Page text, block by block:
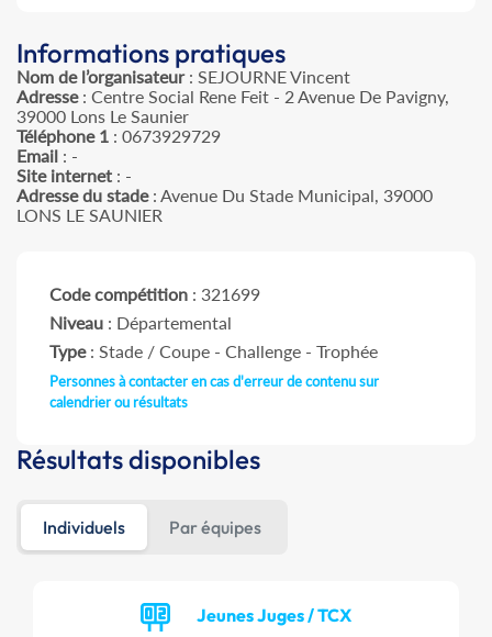
Informations pratiques
Nom de l’organisateur: SEJOURNE Vincent
Adresse: Centre Social Rene Feit - 2 Avenue De Pavigny,
39000 Lons Le Saunier
Téléphone 1 : 0673929729
Email : -
Site internet : -
Adresse du stade: Avenue Du Stade Municipal, 39000
LONS LE SAUNIER
Code compétition : 321699
Niveau : Départemental
Type: Stade / Coupe - Challenge - Trophée
Personnes à contacter en cas d'erreur de contenu sur
calendrier ou résultats
Résultats disponibles
Individuels Par équipes
Jeunes Juges / TCX